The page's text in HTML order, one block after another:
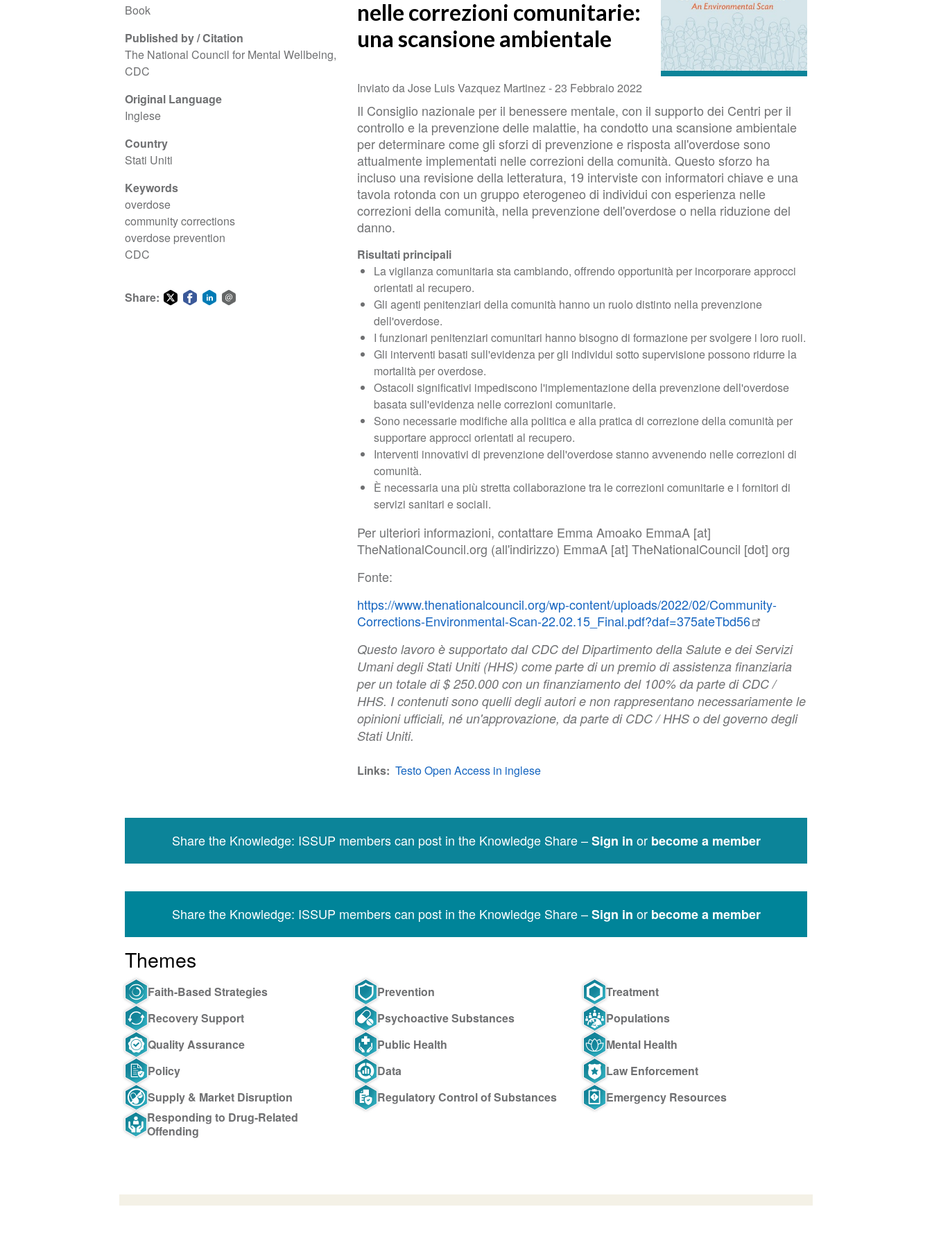
Book
Published by / Citation
The National Council for Mental Wellbeing,
CDC
Original Language
Inglese
Country
Stati Uniti
Keywords
overdose
community corrections
overdose prevention
CDC
Share:
nelle correzioni comunitarie:
una scansione ambientale
Inviato da Jose Luis Vazquez Martinez -23 Febbraio 2022
Il Consiglio nazionale per il benessere mentale, con il supporto dei Centri per il
controllo e la prevenzione delle malattie, ha condotto una scansione ambientale
per determinare come gli sforzi di prevenzione e risposta all'overdose sono
attualmente implementati nelle correzioni della comunità. Questo sforzo ha
incluso una revisione della letteratura, 19 interviste con informatori chiave e una
tavola rotonda con un gruppo eterogeneo di individui con esperienza nelle
correzioni della comunità, nella prevenzione dell'overdose o nella riduzione del
danno.
Risultati principali
La vigilanza comunitaria sta cambiando, offrendo opportunità per incorporare approcci
orientati al recupero.
Gli agenti penitenziari della comunità hanno un ruolo distinto nella prevenzione
dell'overdose.
I funzionari penitenziari comunitari hanno bisogno di formazione per svolgere i loro ruoli.
Gli interventi basati sull'evidenza per gli individui sotto supervisione possono ridurre la
mortalità per overdose.
Ostacoli significativi impediscono l'implementazione della prevenzione dell'overdose
basata sull'evidenza nelle correzioni comunitarie.
Sono necessarie modifiche alla politica e alla pratica di correzione della comunità per
supportare approcci orientati al recupero.
Interventi innovativi di prevenzione dell'overdose stanno avvenendo nelle correzioni di
comunità.
È necessaria una più stretta collaborazione tra le correzioni comunitarie e i fornitori di
servizi sanitari e sociali.
Per ulteriori informazioni, contattare Emma Amoako EmmaA[at]
TheNationalCouncil.org (all'indirizzo) EmmaA[at] TheNationalCouncil [dot] org
Fonte:
https://www.thenationalcouncil.org/wp-content/uploads/2022/02/Community-
Corrections-Environmental-Scan-22.02.15_Final.pdf?daf=375ateTbd56
Questo lavoro è supportato dal CDC del Dipartimento della Salute e dei Servizi
Umani degli Stati Uniti (HHS) come parte di un premio di assistenza finanziaria
per un totale di $ 250.000 con un finanziamento del 100% da parte di CDC /
HHS. I contenuti sono quelli degli autori e non rappresentano necessariamente le
opinioni ufficiali, né un'approvazione, da parte di CDC / HHS o del governo degli
Stati Uniti.
Links Testo Open Access in inglese
Share the Knowledge: ISSUP members can post in the Knowledge Share –Sign in or become a member
Share the Knowledge: ISSUP members can post in the Knowledge Share –Sign in or become a member
Themes
Faith-Based Strategies Prevention
Treatment
Recovery Support
Psychoactive Substances
Populations
Quality Assurance
Public Health
Mental Health
Policy
Data
Law Enforcement
Supply & Market Disruption
Regulatory Control of Substances
Emergency Resources
Responding to Drug-Related
Offending